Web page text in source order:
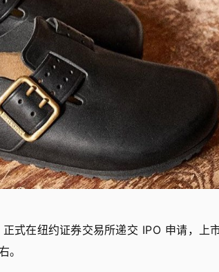
式在纽约证券交易所递交 IPO 申请，上
。